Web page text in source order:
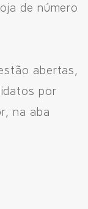
de número
abertas,
por
na aba